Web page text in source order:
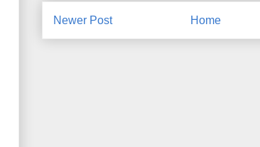
Newer Post Home